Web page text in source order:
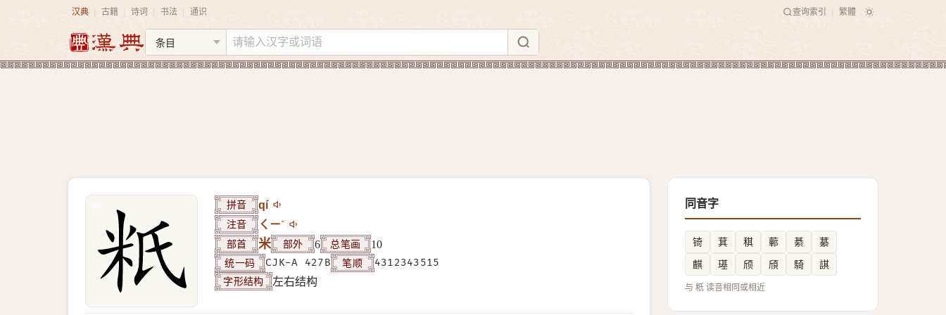
汉典 古籍 诗词 书法 通识 查询索引 繁體
拼音 qí
注音 ㄑㄧˊ
部首 米 部外 6 总笔画 10
统一码 CJK-A 427B 笔顺 4312343515
字形结构 左右结构
同音字
锜 萁 稘 䕤 綦
藄
麒
璂 颀 頎 騎 諆
与 䉻 读音相同或相近